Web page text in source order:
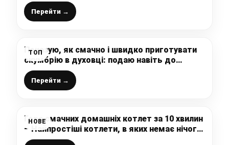
Перейти →
ТОП
Показую, як смачно і швидко приготувати
скумбрію в духовці: подаю навіть до
святкового столу, всі хто пробує просять
рецепт
Перейти →
НОВЕ
Гора смачних домашніх котлет за 10 хвилин
– Найпростіші котлети, в яких немає нічого
зайвого